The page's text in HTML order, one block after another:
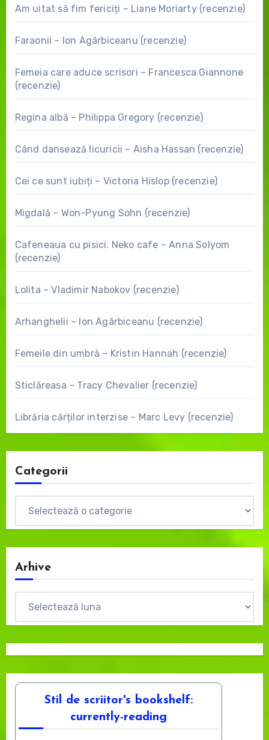
Am uitat să fim fericiți – Liane Moriarty (recenzie)
Faraonii – Ion Agârbiceanu (recenzie)
Femeia care aduce scrisori – Francesca Giannone
(recenzie)
Regina albă – Philippa Gregory (recenzie)
Când dansează licuricii – Aisha Hassan (recenzie)
Cei ce sunt iubiți – Victoria Hislop (recenzie)
Migdală – Won-Pyung Sohn (recenzie)
Cafeneaua cu pisici. Neko cafe – Anna Solyom
(recenzie)
Lolita – Vladimir Nabokov (recenzie)
Arhanghelii – Ion Agârbiceanu (recenzie)
Femeile din umbră – Kristin Hannah (recenzie)
Sticlăreasa – Tracy Chevalier (recenzie)
Librăria cărților interzise – Marc Levy (recenzie)
Categorii
Arhive
Stil de scriitor's bookshelf:
currently-reading